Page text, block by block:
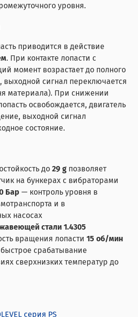
уровня.
приводится в действие
. При контакте лопасти с
момент возрастает до полного
выходной сигнал переключается
материала). При снижении
освобождается, двигатель
выходной сигнал
состояние.
до 29 g позволяет
на бункерах с вибраторами
Бар — контроль уровня в
и в
насосах
стали 1.4305
вращения лопасти 15 об/мин
срабатывание
сверхнизких температур до
серия PS